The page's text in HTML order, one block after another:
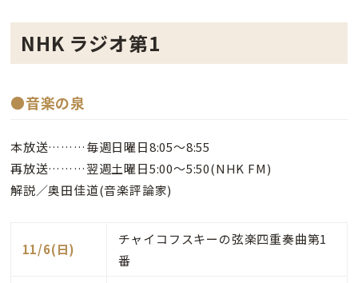
NHK ラジオ第1
●音楽の泉
本放送………毎週日曜日8:05～8:55
再放送………翌週土曜日5:00～5:50(NHK FM)
解説／奥田佳道(音楽評論家)
11/6(日)
チャイコフスキーの弦楽四重奏曲第1
番